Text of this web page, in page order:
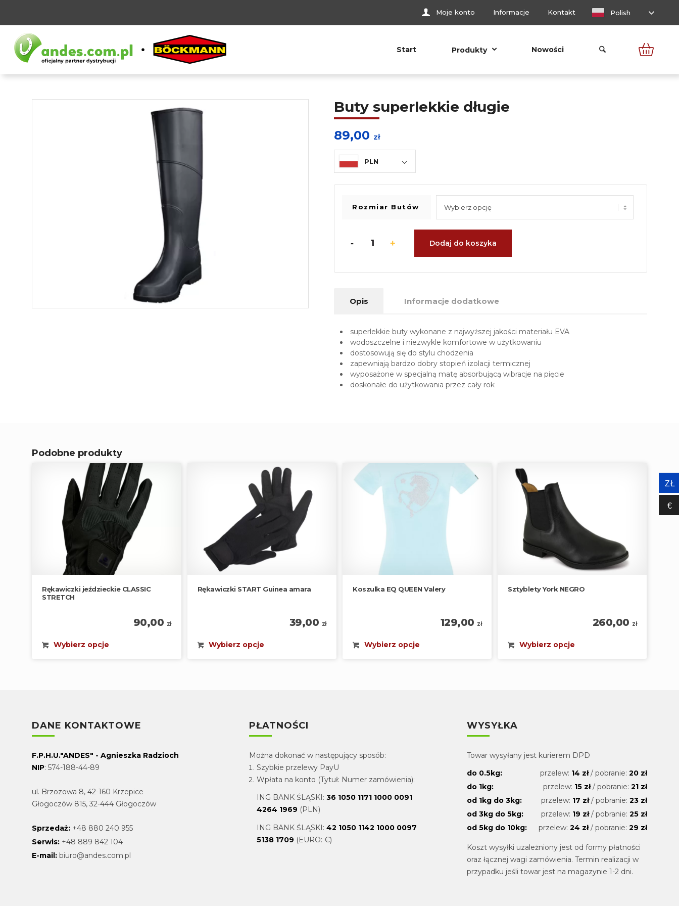
Moje konto Informacje Kontakt Polish
Start Produkty Nowości
Buty superlekkie długie
89,00 zł
PLN
Rozmiar Butów
Dodaj do koszyka
Opis Informacje dodatkowe
superlekkie buty wykonane z najwyższej jakości materiału EVA
wodoszczelne i niezwykle komfortowe w użytkowaniu
dostosowują się do stylu chodzenia
zapewniają bardzo dobry stopień izolacji termicznej
wyposażone w specjalną matę absorbującą wibracje na pięcie
doskonałe do użytkowania przez cały rok
Podobne produkty
Rękawiczki jeździeckie CLASSIC
STRETCH
90,00 zł
Wybierz opcje
Rękawiczki START Guinea amara
39,00 zł
Wybierz opcje
Koszulka EQ QUEEN Valery
129,00 zł
Wybierz opcje
Sztyblety York NEGRO
260,00 zł
Wybierz opcje
DANE KONTAKTOWE
F.P.H.U."ANDES" - Agnieszka Radzioch
NIP: 574-188-44-89
ul. Brzozowa 8, 42-160 Krzepice
Głogoczów 815, 32-444 Głogoczów
Sprzedaż: +48 880 240 955
Serwis: +48 889 842 104
E-mail: biuro@andes.com.pl
PŁATNOŚCI
Można dokonać w następujący sposób:
Szybkie przelewy PayU
Wpłata na konto (Tytuł: Numer zamówienia):
ING BANK ŚLĄSKI:36 1050 1171 1000 0091
4264 1969 (PLN)
ING BANK ŚLĄSKI:42 1050 1142 1000 0097
5138 1709 (EURO: €)
WYSYŁKA
Towar wysyłany jest kurierem DPD
do 0.5kg:
przelew: 14 zł/ pobranie: 20 zł
do 1kg:
przelew: 15 zł/ pobranie: 21 zł
od 1kg do 3kg:
przelew: 17 zł/ pobranie: 23 zł
od 3kg do 5kg:
przelew: 19 zł/ pobranie: 25 zł
od 5kg do 10kg:
przelew: 24 zł/ pobranie: 29 zł
Koszt wysyłki uzależniony jest od formy płatności
oraz łącznej wagi zamówienia. Termin realizacji w
przypadku jeśli towar jest na magazynie 1-2 dni.
ZŁ
€‎